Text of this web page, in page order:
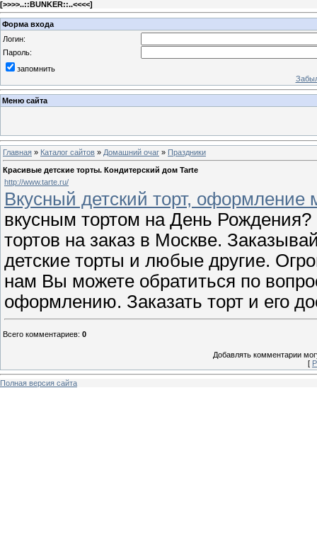
[>>>>..::BUNKER::..<<<<]
Форма входа
Логин:
Пароль:
запомнить
Меню сайта
Главная » Каталог сайтов » Домашний очаг » Праздники
Красивые детские торты. Кондитерский дом Tarte
http://www.tarte.ru/
Вкусный детский торт, оформление
вкусным тортом на День
тортов на заказ в Москве.
детские торты и любые другие.
нам Вы можете обратиться по
оформлению. Заказать торт и его
Всего комментариев: 0
Добавлять комментарии
[
Полная версия сайта